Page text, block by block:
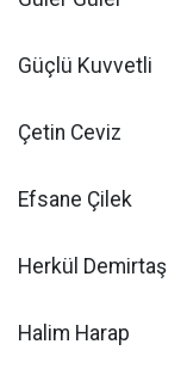
Güçlü Kuvvetli
Çetin Ceviz
Efsane Çilek
Herkül Demirtaş
Halim Harap